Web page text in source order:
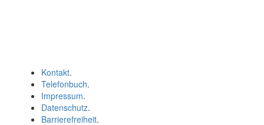
Kontakt.
Telefonbuch.
Impressum.
Datenschutz.
Barrierefreiheit.